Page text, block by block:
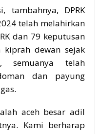
tambahnya, DPRK
telah melahirkan
dan 79 keputusan
kiprah dewan sejak
semuanya telah
dan payung
aceh besar adil
Kami berharap